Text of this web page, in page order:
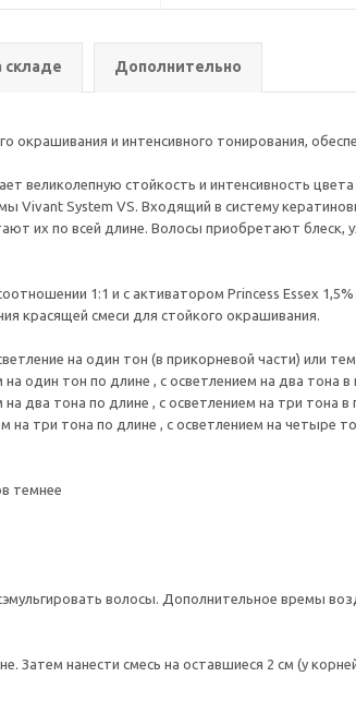
складе Дополнительно
окрашивания и интенсивного тонирования,
великолепную стойкость и интенсивность
System VS. Входящий в систему
их по всей длине. Волосы приобретают блеск,
1:1 и с активатором Princess Essex
красящей смеси для стойкого окрашивания.
на один тон (в прикорневой части) или
один тон по длине , с осветлением на два тона в
два тона по длине , с осветлением на три тона в
на три тона по длине , с осветлением на четыре
темнее
волосы. Дополнительное времы
Затем нанести смесь на оставшиеся 2 см (у